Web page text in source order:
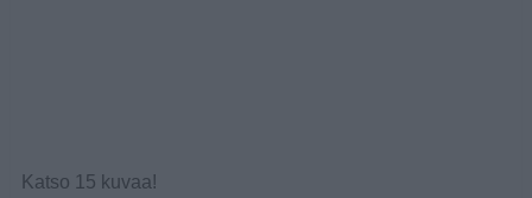
Katso 15 kuvaa!